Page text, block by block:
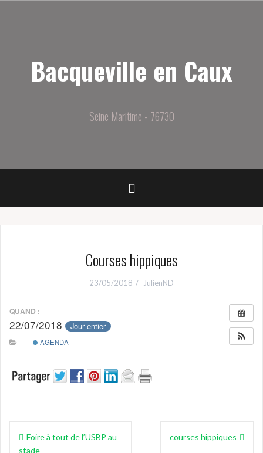
Bacqueville en Caux
Seine Maritime - 76730
Courses hippiques
23/05/2018 JulienND
QUAND :
22/07/2018 Jour entier
AGENDA
Navigation
Foire à tout de l’USBP au
stade
courses hippiques